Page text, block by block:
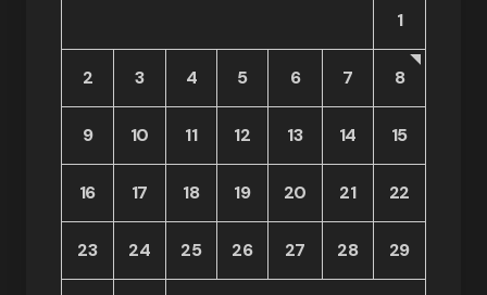
1
2 3 4 5 6 7 8
9 10 11 12 13 14 15
16 17 18 19 20 21 22
23 24 25 26 27 28 29